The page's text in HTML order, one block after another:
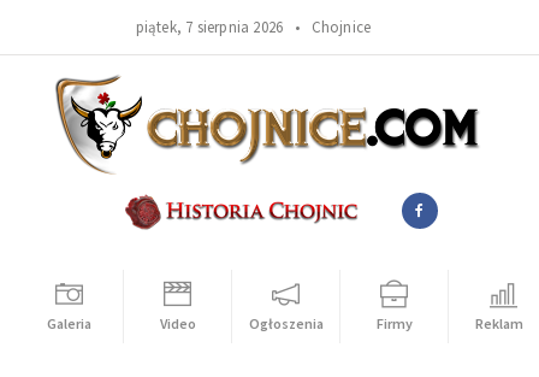
piątek, 7 sierpnia 2026 • Chojnice
Galeria Video Ogłoszenia Firmy Reklama